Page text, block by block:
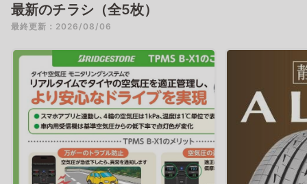
最新のチラシ（全5枚）
最終更新：2026/08/06